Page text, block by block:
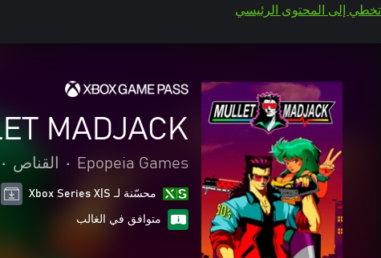
تخطي إلى المحتوى الرئيسي
MADJACK
Epopeia Games
• القناص •
محسّنة لـ Xbox Series X|S
متوافق في الغالب